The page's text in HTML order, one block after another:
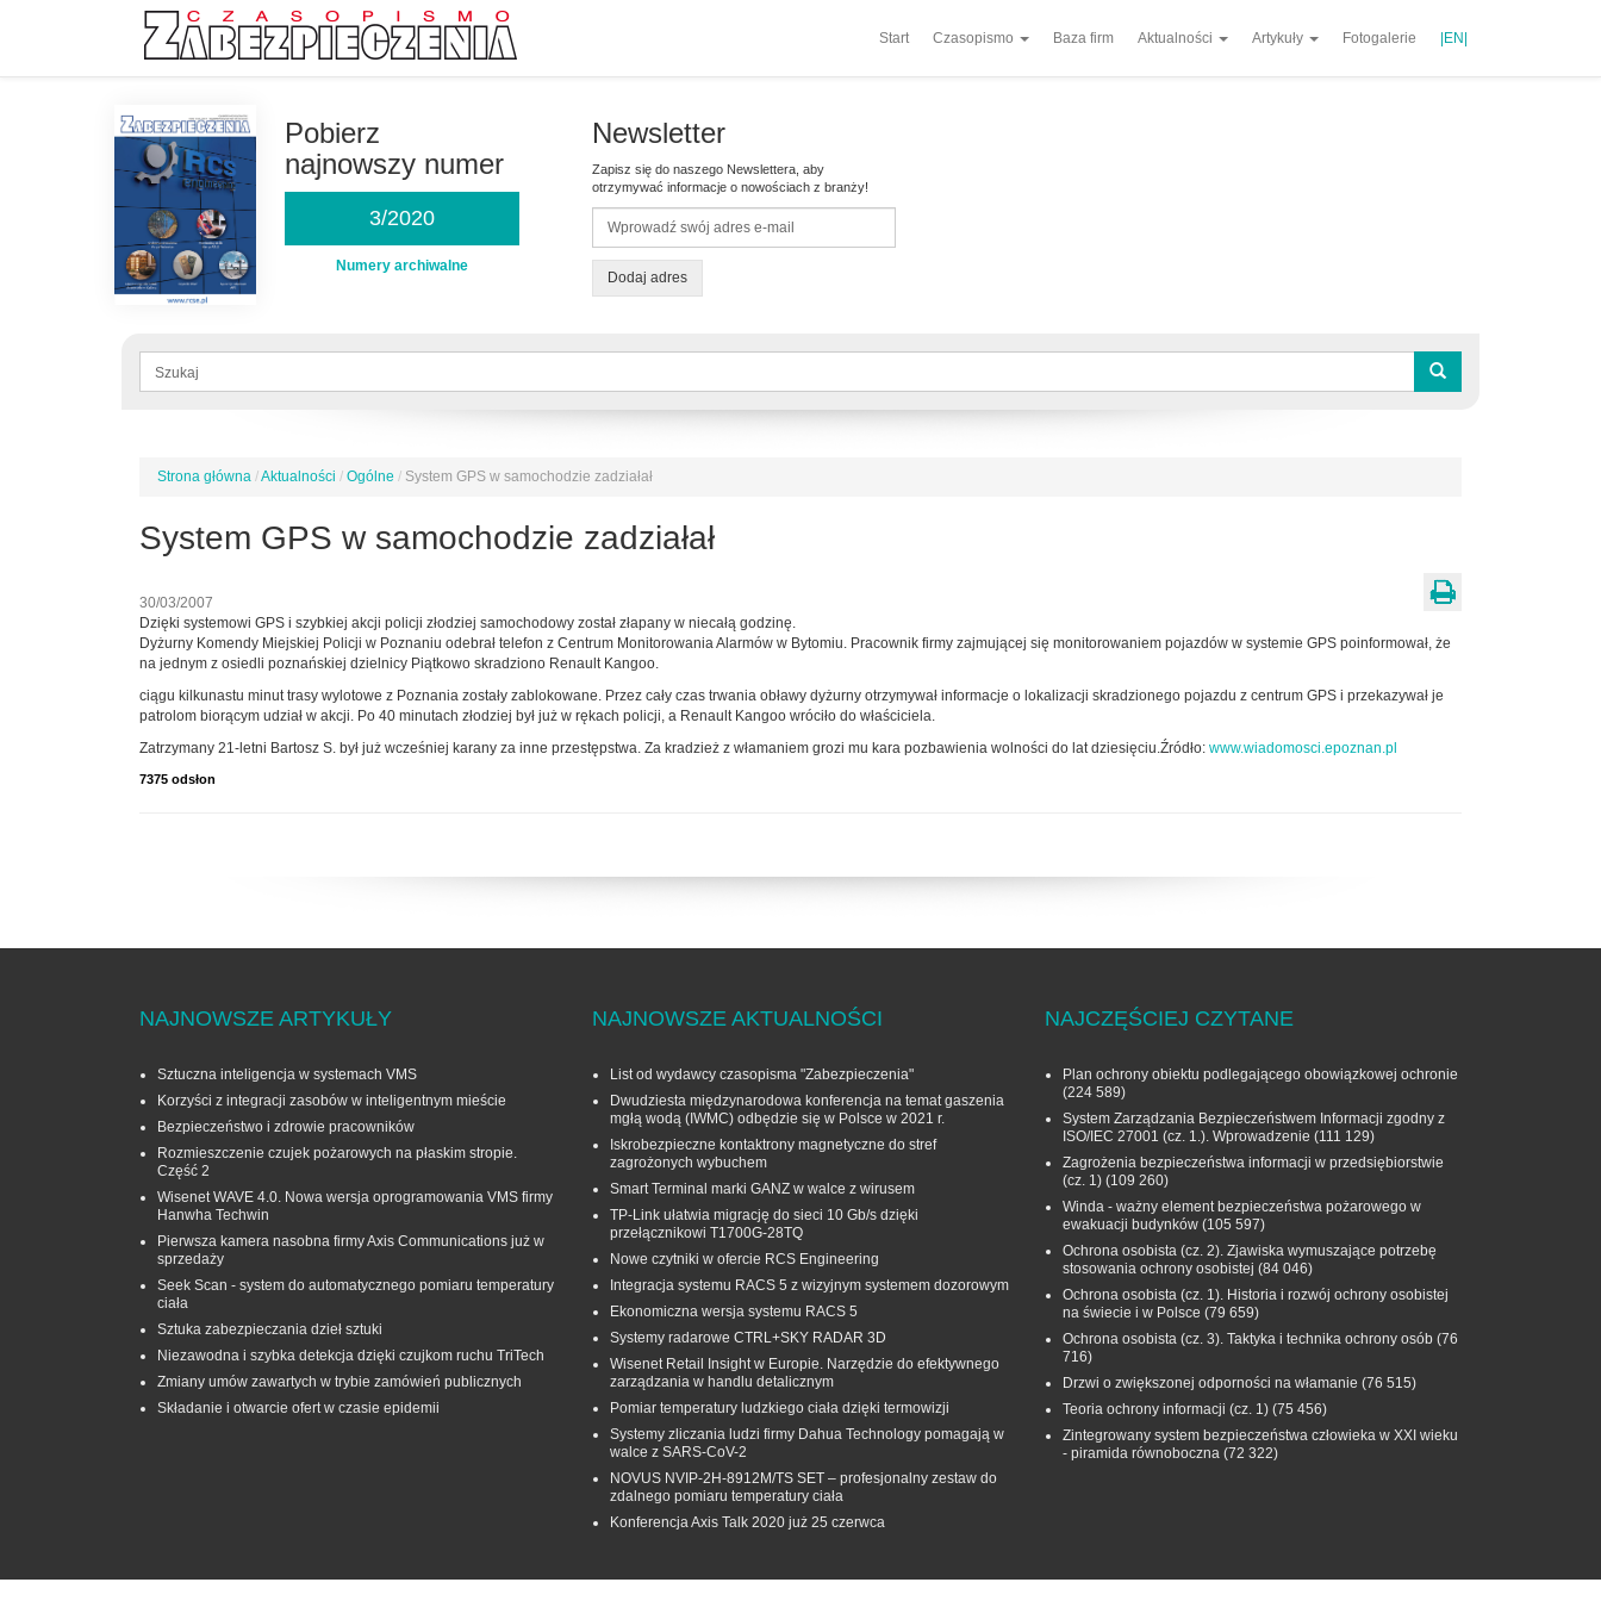
Start Czasopismo Baza firm Aktualności Artykuły Fotogalerie |EN|
Pobierz
najnowszy numer
3/2020
Numery archiwalne
Newsletter
Zapisz się do naszego Newslettera, aby
otrzymywać informacje o nowościach z branży!
Dodaj adres
Formularz
Jesteś
Strona główna /Aktualności / Ogólne / System GPS w samochodzie zadziałał
System GPS w samochodzie zadziałał
30/03/2007
Dzięki systemowi GPS i szybkiej akcji policji złodziej samochodowy został złapany w niecałą godzinę.
Dyżurny Komendy Miejskiej Policji w Poznaniu odebrał telefon z Centrum Monitorowania Alarmów w Bytomiu. Pracownik firmy zajmującej się monitorowaniem pojazdów w systemie GPS poinformował, że
na jednym z osiedli poznańskiej dzielnicy Piątkowo skradziono Renault Kangoo.
ciągu kilkunastu minut trasy wylotowe z Poznania zostały zablokowane. Przez cały czas trwania obławy dyżurny otrzymywał informacje o lokalizacji skradzionego pojazdu z centrum GPS i przekazywał je
patrolom biorącym udział w akcji. Po 40 minutach złodziej był już w rękach policji, a Renault Kangoo wróciło do właściciela.
Zatrzymany 21-letni Bartosz S. był już wcześniej karany za inne przestępstwa. Za kradzież z włamaniem grozi mu kara pozbawienia wolności do lat dziesięciu.Źródło: www.wiadomosci.epoznan.pl
7375 odsłon
NAJNOWSZE ARTYKUŁY
Sztuczna inteligencja w systemach VMS
Korzyści z integracji zasobów w inteligentnym mieście
Bezpieczeństwo i zdrowie pracowników
Rozmieszczenie czujek pożarowych na płaskim stropie.
Część 2
Wisenet WAVE 4.0. Nowa wersja oprogramowania VMS firmy
Hanwha Techwin
Pierwsza kamera nasobna firmy Axis Communications już w
sprzedaży
Seek Scan - system do automatycznego pomiaru temperatury
ciała
Sztuka zabezpieczania dzieł sztuki
Niezawodna i szybka detekcja dzięki czujkom ruchu TriTech
Zmiany umów zawartych w trybie zamówień publicznych
Składanie i otwarcie ofert w czasie epidemii
NAJNOWSZE AKTUALNOŚCI
List od wydawcy czasopisma "Zabezpieczenia"
Dwudziesta międzynarodowa konferencja na temat gaszenia
mgłą wodą (IWMC) odbędzie się w Polsce w 2021 r.
Iskrobezpieczne kontaktrony magnetyczne do stref
zagrożonych wybuchem
Smart Terminal marki GANZ w walce z wirusem
TP-Link ułatwia migrację do sieci 10 Gb/s dzięki
przełącznikowi T1700G‑28TQ
Nowe czytniki w ofercie RCS Engineering
Integracja systemu RACS 5 z wizyjnym systemem dozorowym
Ekonomiczna wersja systemu RACS 5
Systemy radarowe CTRL+SKY RADAR 3D
Wisenet Retail Insight w Europie. Narzędzie do efektywnego
zarządzania w handlu detalicznym
Pomiar temperatury ludzkiego ciała dzięki termowizji
Systemy zliczania ludzi firmy Dahua Technology pomagają w
walce z SARS-CoV-2
NOVUS NVIP-2H-8912M/TS SET – profesjonalny zestaw do
zdalnego pomiaru temperatury ciała
Konferencja Axis Talk 2020 już 25 czerwca
NAJCZĘŚCIEJ CZYTANE
Plan ochrony obiektu podlegającego obowiązkowej ochronie
(224 589)
System Zarządzania Bezpieczeństwem Informacji zgodny z
ISO/IEC 27001 (cz. 1.). Wprowadzenie (111 129)
Zagrożenia bezpieczeństwa informacji w przedsiębiorstwie
(cz. 1) (109 260)
Winda - ważny element bezpieczeństwa pożarowego w
ewakuacji budynków (105 597)
Ochrona osobista (cz. 2). Zjawiska wymuszające potrzebę
stosowania ochrony osobistej (84 046)
Ochrona osobista (cz. 1). Historia i rozwój ochrony osobistej
na świecie i w Polsce (79 659)
Ochrona osobista (cz. 3). Taktyka i technika ochrony osób (76
716)
Drzwi o zwiększonej odporności na włamanie (76 515)
Teoria ochrony informacji (cz. 1) (75 456)
Zintegrowany system bezpieczeństwa człowieka w XXI wieku
- piramida równoboczna (72 322)